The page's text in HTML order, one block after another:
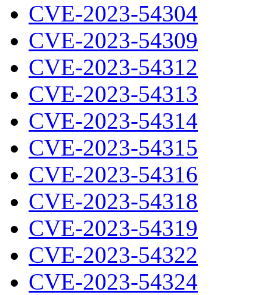
CVE-2023-54304
CVE-2023-54309
CVE-2023-54312
CVE-2023-54313
CVE-2023-54314
CVE-2023-54315
CVE-2023-54316
CVE-2023-54318
CVE-2023-54319
CVE-2023-54322
CVE-2023-54324